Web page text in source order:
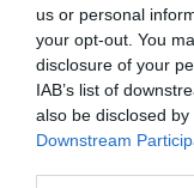
us or personal
your opt-out. You
disclosure of your
IAB’s list of
also be disclosed
Downstream
10.08.2026 | 18:02